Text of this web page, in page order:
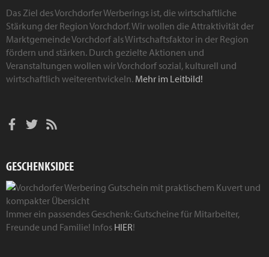
Das Ziel des Vorchdorfer Werberings ist, die wirtschaftliche
Stärkung der Region Vorchdorf. Wir wollen die Attraktivität der
Marktgemeinde Vorchdorf als Wirtschaftsfaktor in der Region
fördern und stärken. Durch gezielte Aktionen und
Veranstaltungen wollen wir Vorchdorf sozial, kulturell und
wirtschaftlich weiterentwickeln. Mehr im Leitbild!
GESCHENKSIDEE
Immer ein passendes Geschenk: Gutscheine für Mitarbeiter,
Freunde und Familie! Infos HIER!